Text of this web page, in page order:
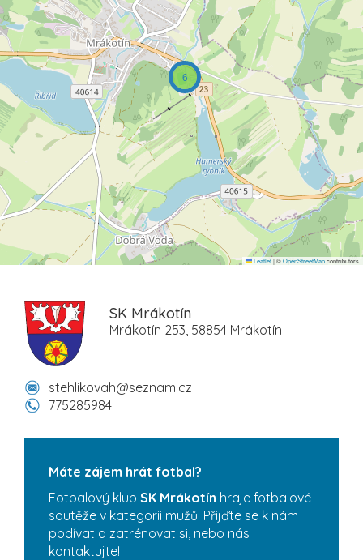
6
Leaflet|©OpenStreetMapcontributors
SK Mrákotín
Mrákotín 253, 58854 Mrákotín
stehlikovah@seznam.cz
775285984
Máte zájem hrát fotbal?
Fotbalový klub SK Mrákotín hraje fotbalové
soutěže v kategorii mužů. Přijďte se k nám
podívat a zatrénovat si, nebo nás
kontaktujte!